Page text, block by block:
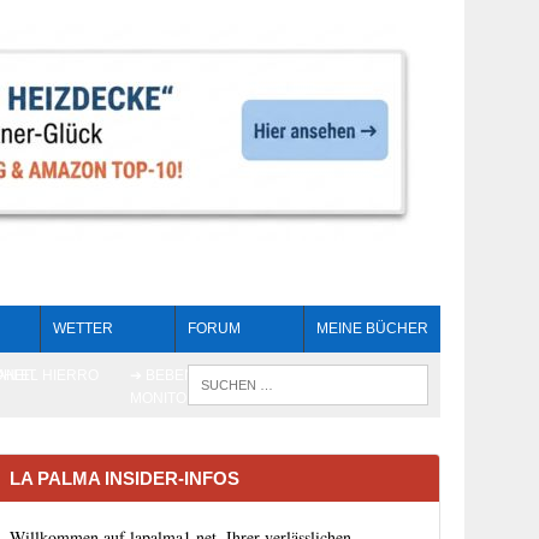
WETTER FORUM MEINE BÜCHER
LA PALMA INSIDER-INFOS